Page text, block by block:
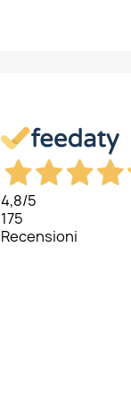
×
4,8/5
175
Recensioni